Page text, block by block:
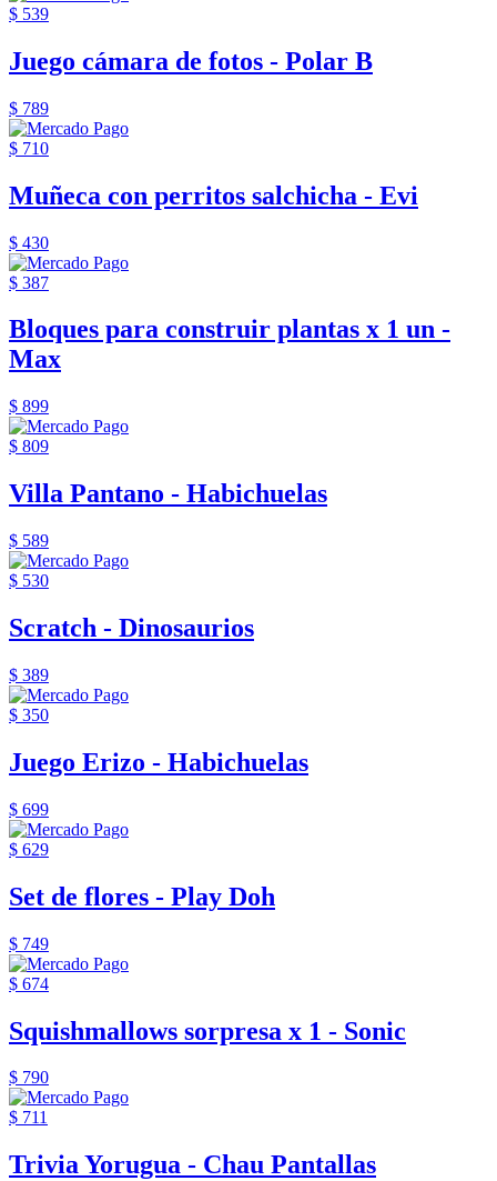
$ 539
Juego cámara de fotos - Polar B
$ 789
$ 710
Muñeca con perritos salchicha - Evi
$ 430
$ 387
Bloques para construir plantas x 1 un -
Max
$ 899
$ 809
Villa Pantano - Habichuelas
$ 589
$ 530
Scratch - Dinosaurios
$ 389
$ 350
Juego Erizo - Habichuelas
$ 699
$ 629
Set de flores - Play Doh
$ 749
$ 674
Squishmallows sorpresa x 1 - Sonic
$ 790
$ 711
Trivia Yorugua - Chau Pantallas